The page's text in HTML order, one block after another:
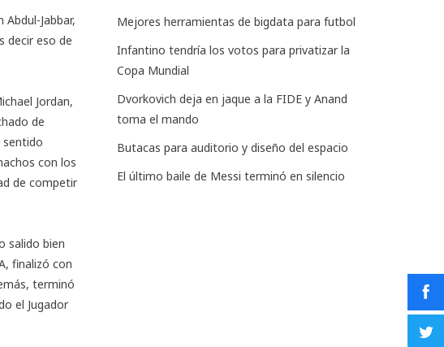
Jabbar,
decir eso de
Jordan,
de
sentido
con los
de competir
salido bien
finalizó con
terminó
el Jugador
Mejores herramientas de bigdata para futbol
Infantino tendría los votos para privatizar la
Copa Mundial
Dvorkovich deja en jaque a la FIDE y Anand
toma el mando
Butacas para auditorio y diseño del espacio
El último baile de Messi terminó en silencio